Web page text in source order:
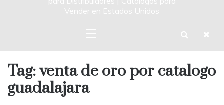
Vender en Estados Unidos
Tag:venta de oro por catalogo
guadalajara